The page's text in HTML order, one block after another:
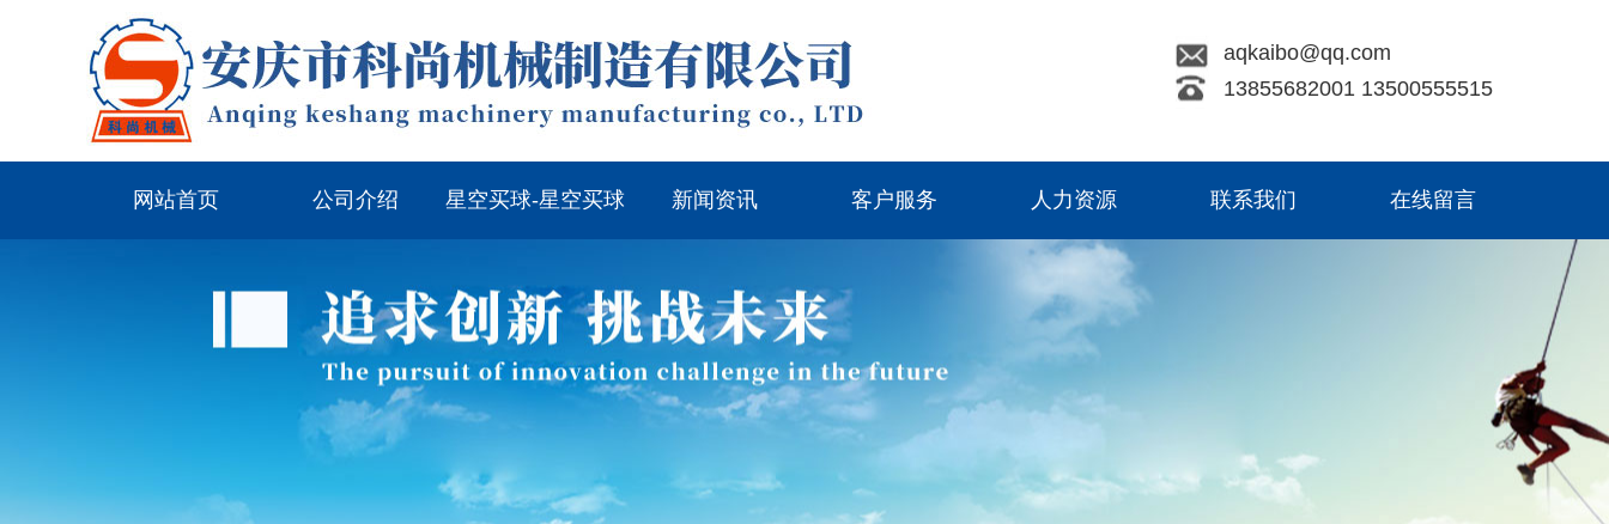
aqkaibo@qq.com
13855682001 13500555515
网站首页 公司介绍 星空买球-星空买球 新闻资讯 客户服务 人力资源 联系我们 在线留言